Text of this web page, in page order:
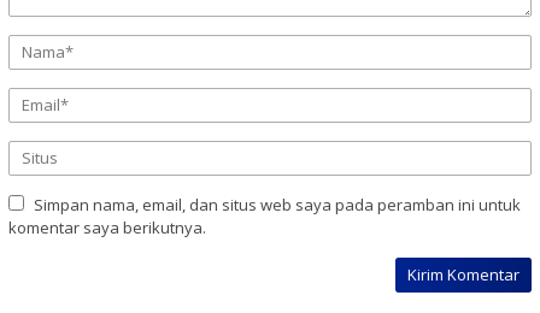
Simpan nama, email, dan situs web saya pada peramban ini untuk
komentar saya berikutnya.